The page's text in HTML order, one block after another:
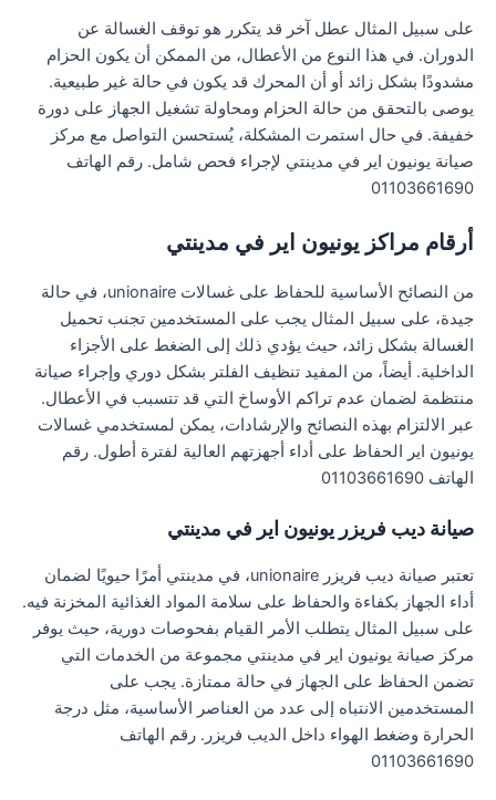
على سبيل المثال عطل آخر قد يتكرر هو توقف الغسالة عن
الدوران. في هذا النوع من الأعطال، من الممكن أن يكون الحزام
مشدودًا بشكل زائد أو أن المحرك قد يكون في حالة غير طبيعية.
يوصى بالتحقق من حالة الحزام ومحاولة تشغيل الجهاز على دورة
خفيفة. في حال استمرت المشكلة، يُستحسن التواصل مع مركز
صيانة يونيون اير في مدينتي لإجراء فحص شامل. رقم الهاتف
01103661690
أرقام مراكز يونيون اير في مدينتي
من النصائح الأساسية للحفاظ على غسالات unionaire، في حالة
جيدة، على سبيل المثال يجب على المستخدمين تجنب تحميل
الغسالة بشكل زائد، حيث يؤدي ذلك إلى الضغط على الأجزاء
الداخلية. أيضاً، من المفيد تنظيف الفلتر بشكل دوري وإجراء صيانة
منتظمة لضمان عدم تراكم الأوساخ التي قد تتسبب في الأعطال.
عبر الالتزام بهذه النصائح والإرشادات، يمكن لمستخدمي غسالات
يونيون اير الحفاظ على أداء أجهزتهم العالية لفترة أطول. رقم
الهاتف 01103661690
صيانة ديب فريزر يونيون اير في مدينتي
تعتبر صيانة ديب فريزر unionaire، في مدينتي أمرًا حيويًا لضمان
أداء الجهاز بكفاءة والحفاظ على سلامة المواد الغذائية المخزنة فيه.
على سبيل المثال يتطلب الأمر القيام بفحوصات دورية، حيث يوفر
مركز صيانة يونيون اير في مدينتي مجموعة من الخدمات التي
تضمن الحفاظ على الجهاز في حالة ممتازة. يجب على
المستخدمين الانتباه إلى عدد من العناصر الأساسية، مثل درجة
الحرارة وضغط الهواء داخل الديب فريزر. رقم الهاتف
01103661690